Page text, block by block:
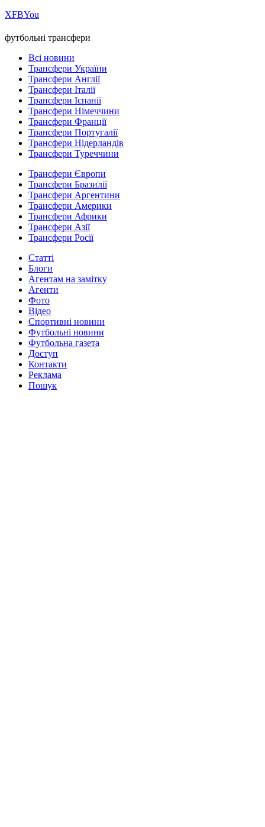
ХFBYou
футбольні трансфери
Всі новини
Трансфери України
Трансфери Англії
Трансфери Італії
Трансфери Іспанії
Трансфери Німеччини
Трансфери Франції
Трансфери Португалії
Трансфери Нідерландів
Трансфери Туреччини
Трансфери Європи
Трансфери Бразилії
Трансфери Аргентини
Трансфери Америки
Трансфери Африки
Трансфери Азії
Трансфери Росії
Статті
Блоги
Агентам на замітку
Агенти
Фото
Відео
Спортивні новини
Футбольні новини
Футбольна газета
Доступ
Контакти
Реклама
Пошук